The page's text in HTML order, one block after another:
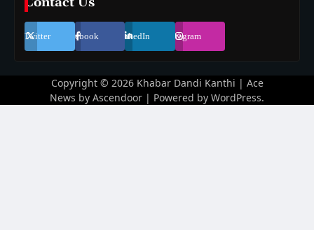
Twitter Facebook LinkedIn Instagram
Copyright © 2026 Khabar Dandi Kanthi | Ace
News by Ascendoor | Powered by WordPress.